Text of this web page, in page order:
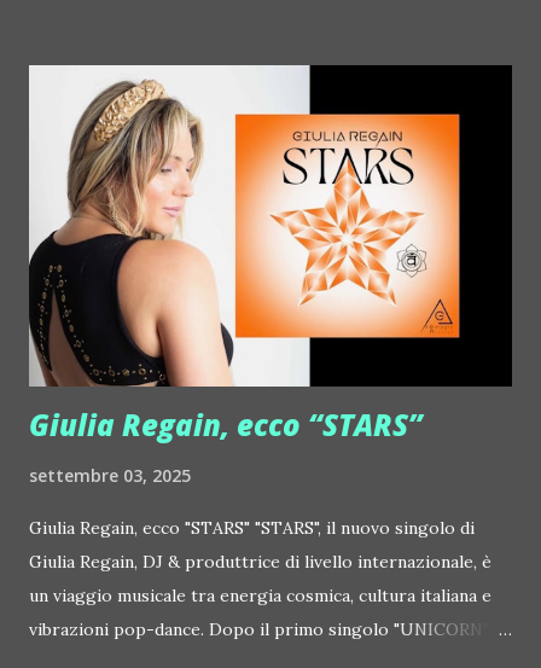
Deian :: http://www.myspace.com/deiansong Dixon ::
http://www.myspace.com/justdixon Frivolous ::
http://www.myspace.com/frivolouslive Frost ::
http://www.myspace.com/frostnorway Gonzales ::
http://www.myspace.com/gonzpiration Italian Laptop
Orchestra feat. Alessio Bertallot Jimmy Edgar ::
http://www.myspace.com/colorstrip Jon Hopkins ::
http://www.myspace.com/jonhopkins Le Luci della
Centrale Elettrica Loco Dice ::
http://www.myspace.com/locod...
Giulia Regain, ecco “STARS”
settembre 03, 2025
Giulia Regain, ecco "STARS" "STARS", il nuovo singolo di
Giulia Regain, DJ & produttrice di livello internazionale, è
un viaggio musicale tra energia cosmica, cultura italiana e
vibrazioni pop-dance. Dopo il primo singolo "UNICORN",